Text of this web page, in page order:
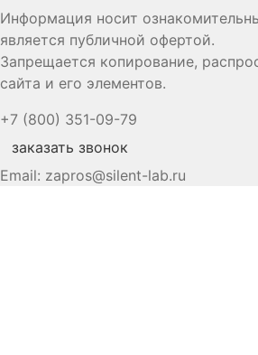
Информация носит
является публичной офертой.
Запрещается копирование,
сайта и его элементов.
+7 (800) 351-09-79
заказать звонок
Email: zapros@silent-lab.ru